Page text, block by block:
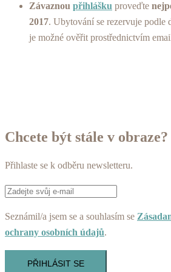
Závaznou přihlášku proveďte
2017. Ubytování se rezervuje podle
je možné ověřit prostřednictvím
Chcete být stále v obraze?
Přihlaste se k odběru newsletteru.
Seznámil/a jsem se a souhlasím se
ochrany osobních údajů.
PŘIHLÁSIT SE